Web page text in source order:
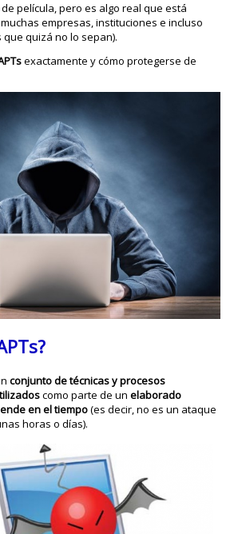
película, pero es algo real que está
empresas, instituciones e incluso
quizá no lo sepan).
exactamente y cómo protegerse de
conjunto de técnicas y procesos
como parte de unelaborado
en el tiempo(es decir, no es un ataque
horas o días).